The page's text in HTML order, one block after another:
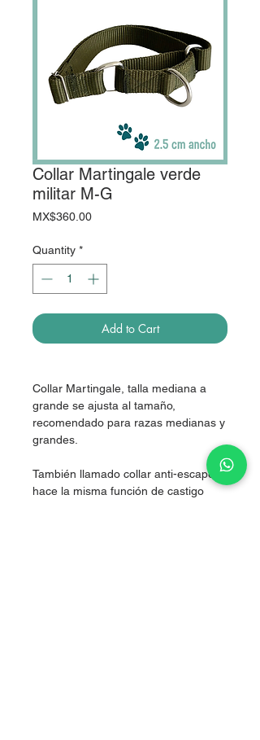
Collar Martingale verde
militar M-G
MX$360.00Price
Quantity *
Add to Cart
Collar Martingale, talla mediana a
grande se ajusta al tamaño,
recomendado para razas medianas y
grandes.
También llamado collar anti-escape,
hace la misma función de castigo